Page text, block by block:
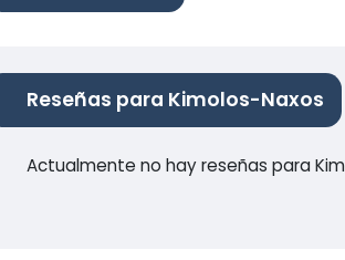
Reseñas para Kimolos-Naxos
Actualmente no hay reseñas para